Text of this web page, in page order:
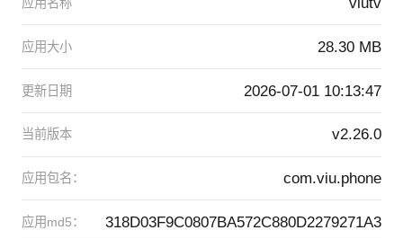
应用大小 28.30 MB
更新日期 2026-07-01 10:13:47
当前版本 v2.26.0
应用包名： com.viu.phone
应用md5： 318D03F9C0807BA572C880D2279271A3